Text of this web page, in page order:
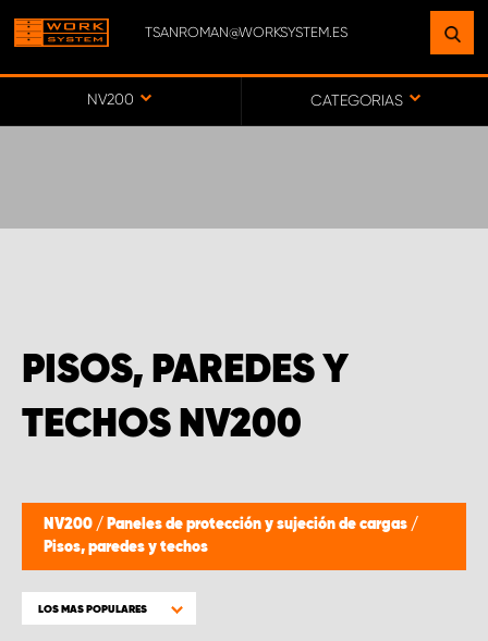
TSANROMAN@WORKSYSTEM.ES
NV200 CATEGORIAS
PISOS, PAREDES Y
TECHOS NV200
NV200 / Paneles de protección y sujeción de cargas /
Pisos, paredes y techos
LOS MAS POPULARES
ENCUENTRE UNA INSTALACIÓN
CERCA DE USTED